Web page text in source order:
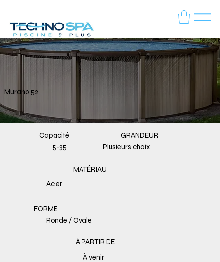
Murano 52
Capacité
5-35
GRANDEUR
Plusieurs choix
Acier
MATÉRIAU
Ronde / Ovale
FORME
À PARTIR DE
À venir